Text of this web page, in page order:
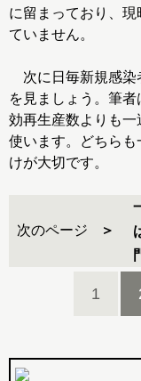
に留まっており、
ていません。
次に日毎新規感染
を見ましょう。筆
効再生産数よりも
使います。どちら
けが大切です。
次のページ
1